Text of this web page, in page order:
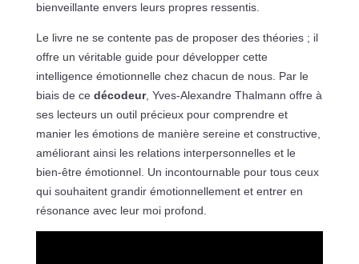
bienveillante envers leurs propres ressentis.
Le livre ne se contente pas de proposer des théories ; il
offre un véritable guide pour développer cette
intelligence émotionnelle chez chacun de nous. Par le
biais de ce décodeur, Yves-Alexandre Thalmann offre à
ses lecteurs un outil précieux pour comprendre et
manier les émotions de manière sereine et constructive,
améliorant ainsi les relations interpersonnelles et le
bien-être émotionnel. Un incontournable pour tous ceux
qui souhaitent grandir émotionnellement et entrer en
résonance avec leur moi profond.